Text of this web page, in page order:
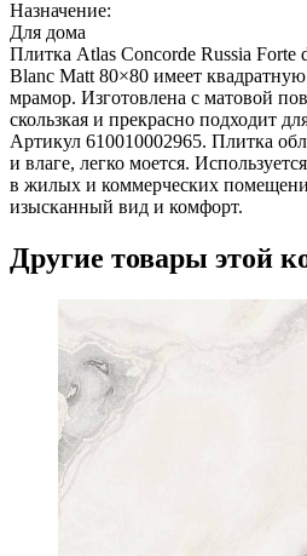
Назначение:
Для дома
Плитка Atlas Concorde Russia Forte
Blanc Matt 80×80 имеет
мрамор. Изготовлена с матовой
скользкая и прекрасно подходит
Артикул 610010002965. Плитка
и влаге, легко моется.
в жилых и коммерческих
изысканный вид и комфорт.
Другие товары этой